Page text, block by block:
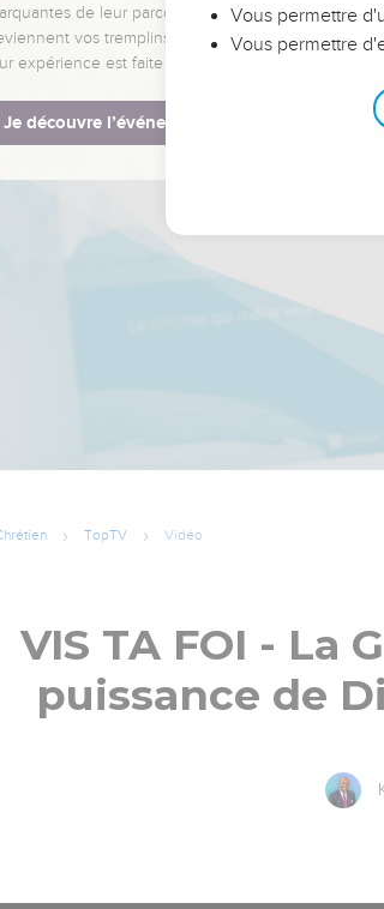
de leur parcours et les clés pour
vos tremplins. Que vous guidiez un
expérience est faite pour vous.
Je découvre l’événement
TopTV Vidéo
VIS TA FOI - La
puissance de
Vous permettre
Vous permettre